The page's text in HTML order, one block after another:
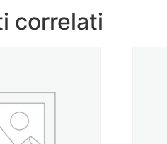
correlati